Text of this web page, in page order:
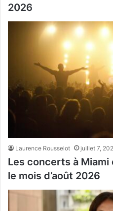
2026
Laurence Rousselot juillet 7,
Les concerts à
le mois d’août 2026